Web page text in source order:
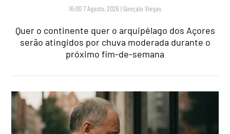
16:00 7 Agosto, 2026 | Gonçalo Viegas
Quer o continente quer o arquipélago dos Açores
serão atingidos por chuva moderada durante o
próximo fim-de-semana